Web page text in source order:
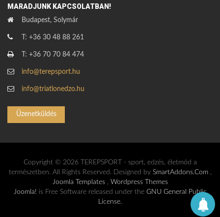
MARADJUNK KAPCSOLATBAN!
Budapest, Solymár
T: +36 30 48 88 261
T: +36 70 70 84 474
info@terepsport.hu
info@triatlonedzo.hu
Üzenetküldés
Copyright © 2026 TEREPSPORT - sport, edzés, életmód a
természetben. All Rights Reserved. Designed by SmartAddons.Com,
Joomla Templates, Wordpress Themes
Joomla! is Free Software released under the GNU General Public
License.